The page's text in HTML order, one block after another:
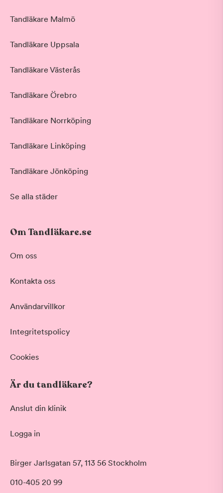
Behandling
Akut tandvård
Grundlig kontroll av tänder och tandkött
Professionell rengöring och puts
Skonsam blekning för vitare tänder
Datum
Tid på dagen
Morgon
Förmiddag
Tandläkare Malmö
Tandläkare Uppsala
Tandläkare Västerås
Tandläkare Örebro
Tandläkare Norrköping
Tandläkare Linköping
Tandläkare Jönköping
Se alla städer
Om Tandläkare.se
Om oss
Kontakta oss
Användarvillkor
Integritetspolicy
Cookies
Är du tandläkare?
Anslut din klinik
Logga in
Birger Jarlsgatan 57, 113 56 Stockholm
010-405 20 99